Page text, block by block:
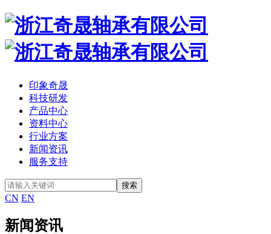
印象奇晟
科技研发
产品中心
资料中心
行业方案
新闻资讯
服务支持
CN EN
新闻资讯